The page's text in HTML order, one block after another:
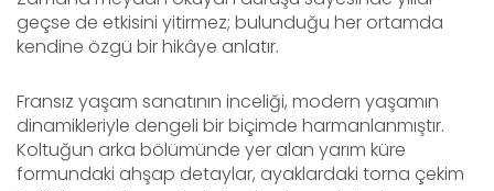
geçse de etkisini yitirmez; bulunduğu her ortamda
kendine özgü bir hikâye anlatır.
Fransız yaşam sanatının inceliği, modern yaşamın
dinamikleriyle dengeli bir biçimde harmanlanmıştır.
Koltuğun arka bölümünde yer alan yarım küre
formundaki ahşap detaylar, ayaklardaki torna çekim